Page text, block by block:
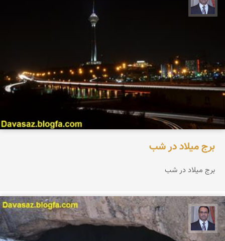
برج میلاد در شب
برج میلاد در شب
نادر چقاجردی